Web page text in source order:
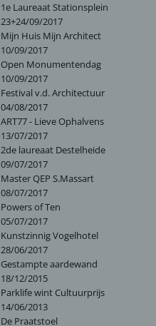
1e Laureaat Stationsplein
23+24/09/2017
Mijn Huis Mijn Architect
10/09/2017
Open Monumentendag
10/09/2017
Festival v.d. Architectuur
04/08/2017
ART77 - Lieve Ophalvens
13/07/2017
2de laureaat Destelheide
09/07/2017
Master QEP S.Massart
08/07/2017
Powers of Ten
05/07/2017
Kunstzinnig Vogelhotel
28/06/2017
Gestampte aardewand
18/12/2015
Parklife wint Cultuurprijs
14/06/2013
De Praatstoel